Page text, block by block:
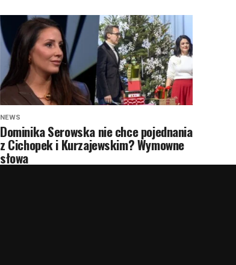
NEWS
Dominika Serowska nie chce pojednania
z Cichopek i Kurzajewskim? Wymowne
słowa